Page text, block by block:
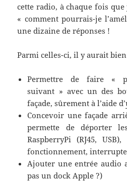
cette radio, à chaque fois
« comment pourrais-je
une dizaine de réponses !
Parmi celles-ci, il y aurait
Permettre de faire «
suivant » avec un des
façade, sûrement à l’aide d’
Concevoir une façade
permette de déporter
RaspberryPi (RJ45,
fonctionnement,
Ajouter une entrée audio
pas un dock Apple ?)